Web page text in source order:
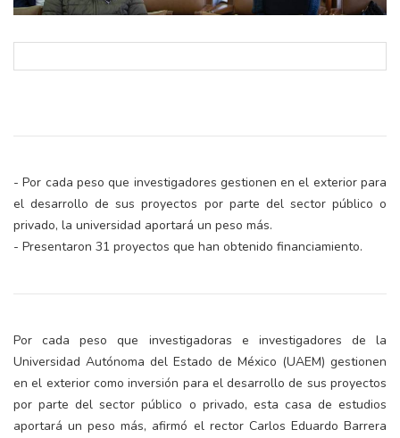
- Por cada peso que investigadores gestionen en el exterior para
el desarrollo de sus proyectos por parte del sector público o
privado, la universidad aportará un peso más.
- Presentaron 31 proyectos que han obtenido financiamiento.
Por cada peso que investigadoras e investigadores de la
Universidad Autónoma del Estado de México (UAEM) gestionen
en el exterior como inversión para el desarrollo de sus proyectos
por parte del sector público o privado, esta casa de estudios
aportará un peso más, afirmó el rector Carlos Eduardo Barrera